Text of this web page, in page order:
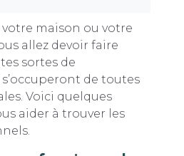
maison ou votre
allez devoir faire
sortes de
de toutes
Voici quelques
aider à trouver les